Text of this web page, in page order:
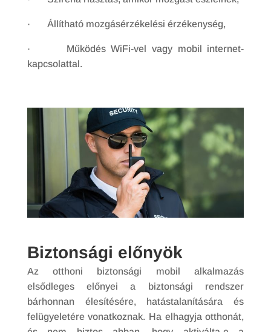
· Állítható mozgásérzékelési érzékenység,
· Működés WiFi-vel vagy mobil internet-
kapcsolattal.
Biztonsági előnyök
Az otthoni biztonsági mobil alkalmazás
elsődleges előnyei a biztonsági rendszer
bárhonnan élesítésére, hatástalanítására és
felügyeletére vonatkoznak. Ha elhagyja otthonát,